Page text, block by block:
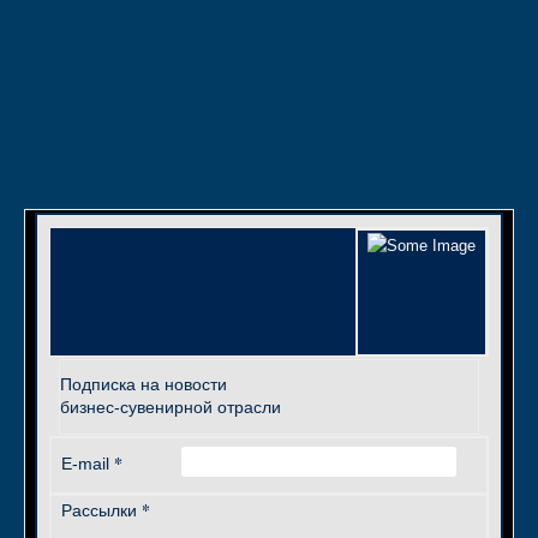
Подписка на новости
бизнес-сувенирной отрасли
E-mail *
Рассылки *